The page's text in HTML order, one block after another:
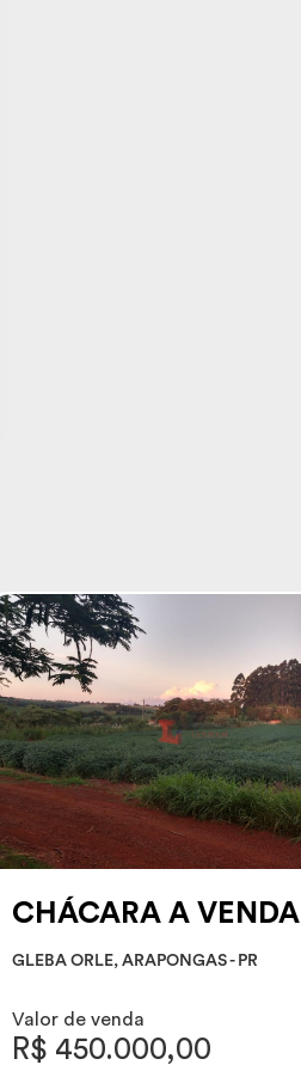
CHÁCARA A VENDA
GLEBA ORLE, ARAPONGAS - PR
Valor de venda
R$ 450.000,00